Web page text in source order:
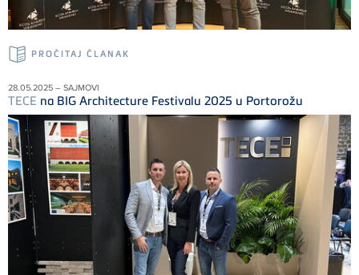
PROČITAJ ČLANAK
28.05.2025 – SAJMOVI
TECE na BIG Architecture Festivalu 2025 u Portorožu